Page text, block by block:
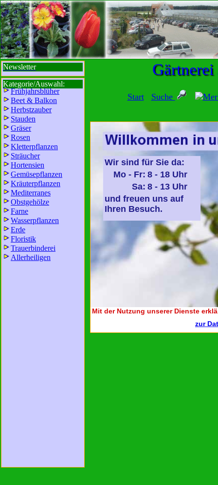
sbisbbib
Start Suche
Gärtnerei
Newsletter
Kategorie/Auswahl:
Frühjahrsblüher
Beet & Balkon
Herbstzauber
Stauden
Gräser
Rosen
Kletterpflanzen
Sträucher
Hortensien
Gemüsepflanzen
Kräuterpflanzen
Mediterranes
Obstgehölze
Farne
Wasserpflanzen
Erde
Floristik
Trauerbinderei
Allerheiligen
Wir sind für Sie da:
Mo - Fr: 8 - 18 Uhr
Sa: 8 - 13 Uhr
und freuen uns auf
Ihren Besuch.
Mit der Nutzung unserer Dienste
zur